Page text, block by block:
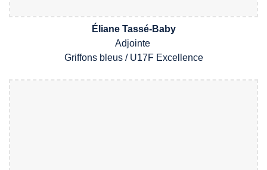
Éliane Tassé-Baby
Adjointe
Griffons bleus / U17F Excellence